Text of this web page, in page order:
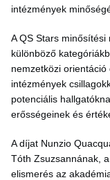
intézmények
A QS Stars
különböző
nemzetközi
intézmények
potenciális
erősségeinek és
A díjat Nunzio
Tóth Zsuzsannának,
elismerés az